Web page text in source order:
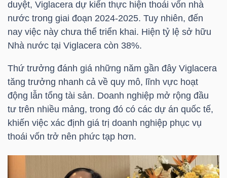
duyệt, Viglacera dự kiến thực hiện thoái vốn nhà
nước trong giai đoạn 2024-2025. Tuy nhiên, đến
nay việc này chưa thể triển khai. Hiện tỷ lệ sở hữu
Nhà nước tại Viglacera còn 38%.
Thứ trưởng đánh giá những năm gần đây Viglacera
tăng trưởng nhanh cả về quy mô, lĩnh vực hoạt
động lẫn tổng tài sản. Doanh nghiệp mở rộng đầu
tư trên nhiều mảng, trong đó có các dự án quốc tế,
khiến việc xác định giá trị doanh nghiệp phục vụ
thoái vốn trở nên phức tạp hơn.
HÀNG
KINH
TẾ